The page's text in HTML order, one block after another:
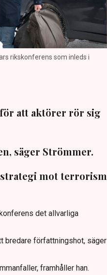
rikskonferens som inleds i
att aktörer rör sig
säger Strömmer.
mot terrorism
det allvarliga
bredare författningshot, säger
framhåller han.